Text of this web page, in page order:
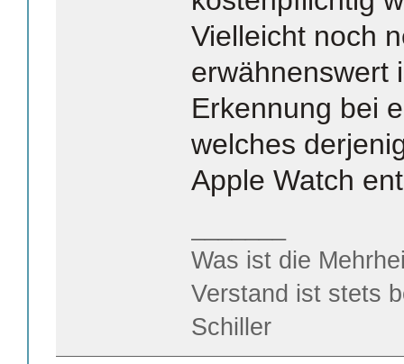
Vielleicht noch
erwähnenswert
Erkennung bei
welches
Apple Watch
Was ist die
Verstand ist stets
Schiller